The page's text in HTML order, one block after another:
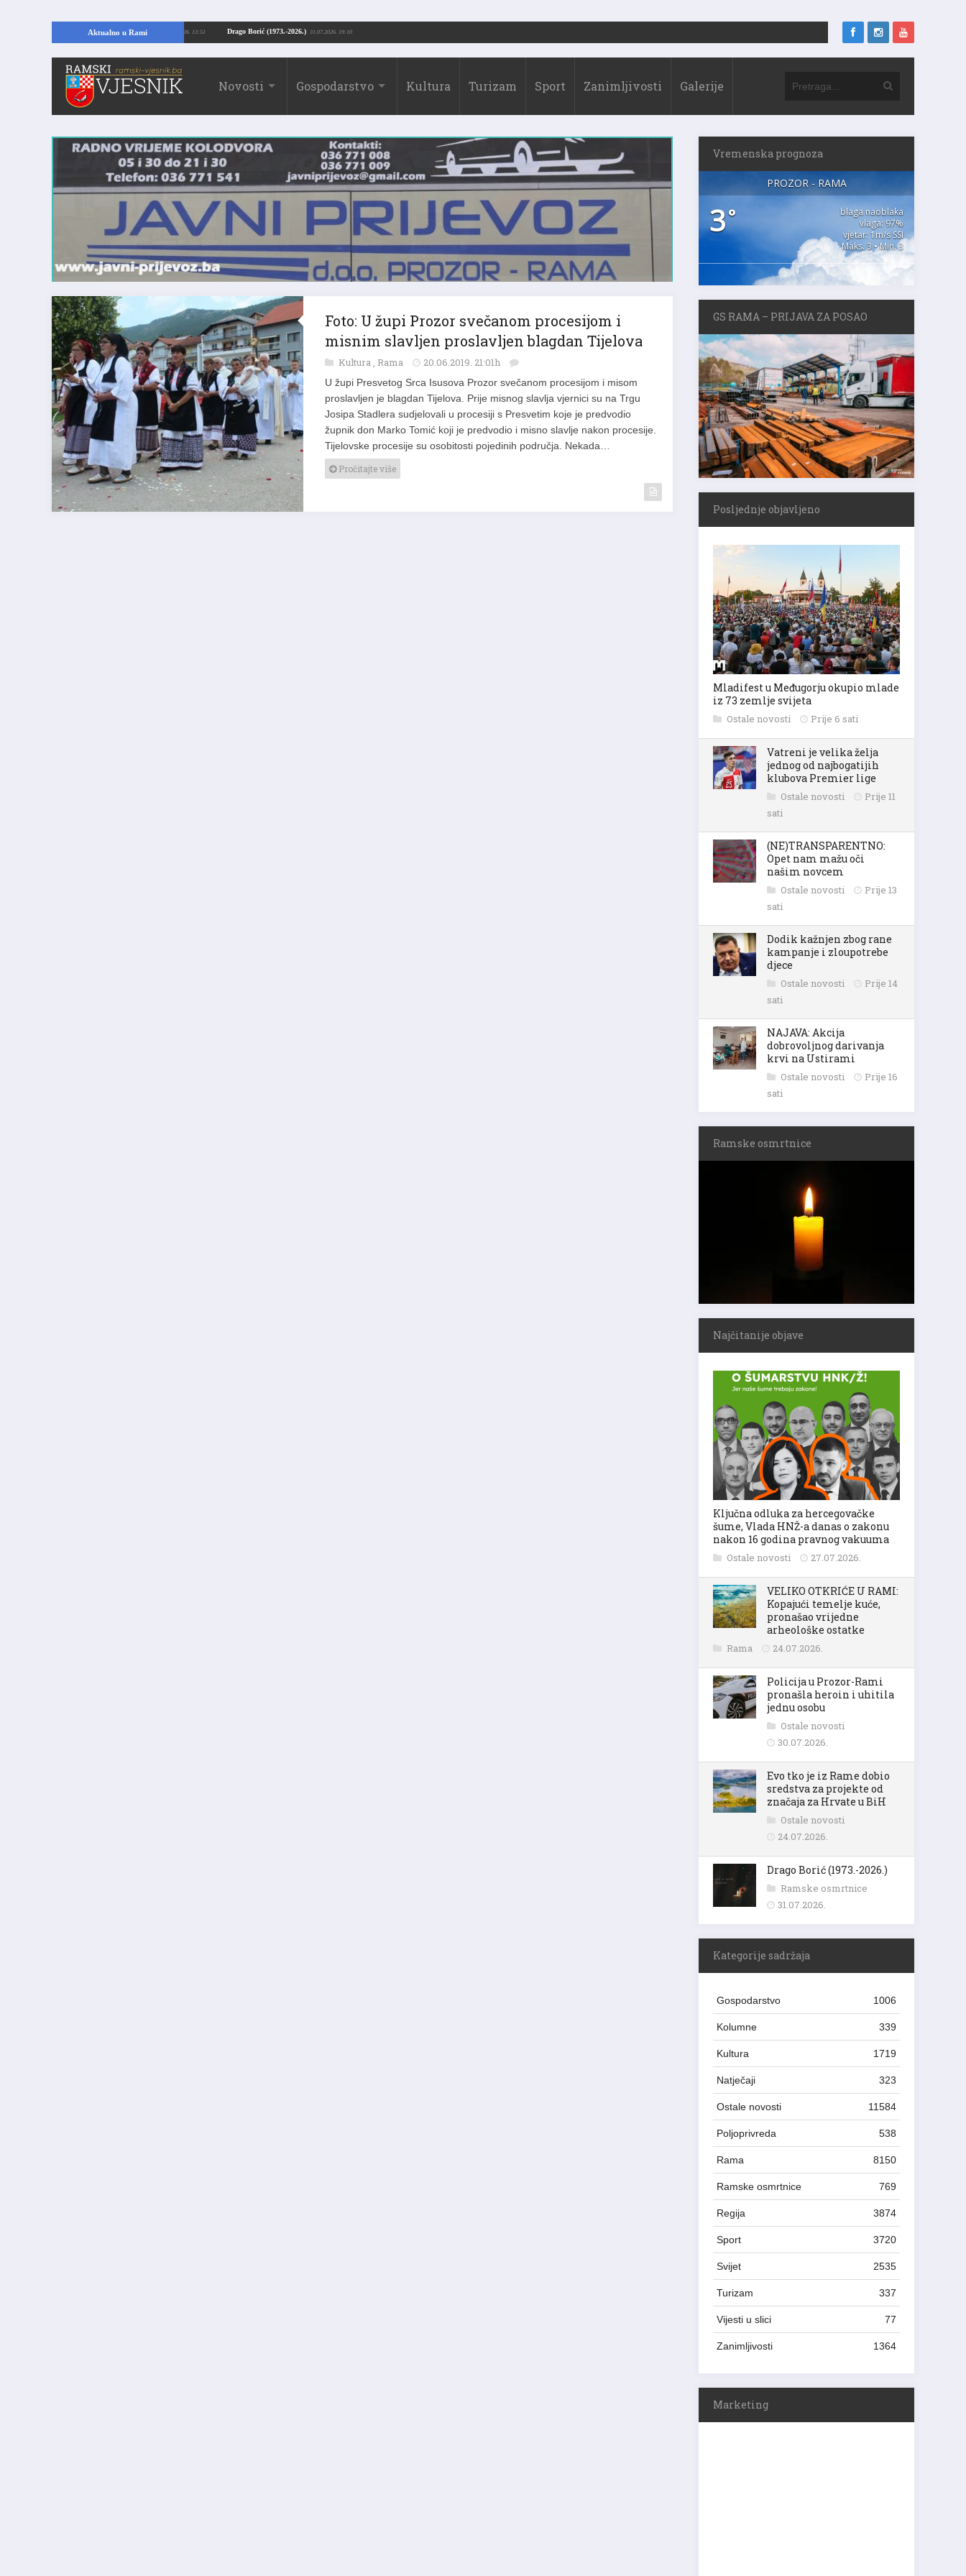
Aktualno u Rami Drago Borić (1973.-2026.) 31.07.2026. 19:10
temelje kuće, pronašao vrijedne arheološke ostatke 24.07.2026. 13:51
Novosti Gospodarstvo Kultura Turizam Sport Zanimljivosti Galerije
Foto: U župi Prozor svečanom procesijom i
misnim slavljen proslavljen blagdan Tijelova
Kultura Rama 20.06.2019. 21:01h
U župi Presvetog Srca Isusova Prozor svečanom procesijom i misom
proslavljen je blagdan Tijelova. Prije misnog slavlja vjernici su na Trgu
Josipa Stadlera sudjelovali u procesiji s Presvetim koje je predvodio
župnik don Marko Tomić koji je predvodio i misno slavlje nakon procesije.
Tijelovske procesije su osobitosti pojedinih područja. Nekada…
Pročitajte više
Vremenska prognoza
PROZOR - RAMA
3°
blaga naoblaka
vlaga: 97%
vjetar: 1m/s SSI
Maks. 3 • Min. 3
GS RAMA – PRIJAVA ZA POSAO
Posljednje objavljeno
Mladifest u Međugorju okupio mlade
iz 73 zemlje svijeta
Ostale novosti Prije 6 sati
Vatreni je velika želja
jednog od najbogatijih
klubova Premier lige
Ostale novosti
Prije 11
sati
(NE)TRANSPARENTNO:
Opet nam mažu oči
našim novcem
Ostale novosti
Prije 13
sati
Dodik kažnjen zbog rane
kampanje i zloupotrebe
djece
Ostale novosti
Prije 14
sati
NAJAVA: Akcija
dobrovoljnog darivanja
krvi na Ustirami
Ostale novosti
Prije 16
sati
Ramske osmrtnice
Najčitanije objave
Ključna odluka za hercegovačke
šume, Vlada HNŽ-a danas o zakonu
nakon 16 godina pravnog vakuuma
Ostale novosti 27.07.2026.
VELIKO OTKRIĆE U RAMI:
Kopajući temelje kuće,
pronašao vrijedne
arheološke ostatke
Rama 24.07.2026.
Policija u Prozor-Rami
pronašla heroin i uhitila
jednu osobu
Ostale novosti
30.07.2026.
Evo tko je iz Rame dobio
sredstva za projekte od
značaja za Hrvate u BiH
Ostale novosti
24.07.2026.
Drago Borić (1973.-2026.)
Ramske osmrtnice
31.07.2026.
Kategorije sadržaja
Gospodarstvo 1006
Kolumne 339
Kultura 1719
Natječaji 323
Ostale novosti 11584
Poljoprivreda 538
Rama 8150
Ramske osmrtnice 769
Regija 3874
Sport 3720
Svijet 2535
Turizam 337
Vijesti u slici 77
Zanimljivosti 1364
Marketing